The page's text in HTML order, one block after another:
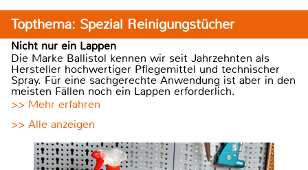
Topthema: Spezial Reinigungstücher
Nicht nur ein Lappen
Die Marke Ballistol kennen wir seit Jahrzehnten als
Hersteller hochwertiger Pflegemittel und technischer
Spray. Für eine sachgerechte Anwendung ist aber in den
meisten Fällen noch ein Lappen erforderlich.
>> Mehr erfahren
>> Alle anzeigen